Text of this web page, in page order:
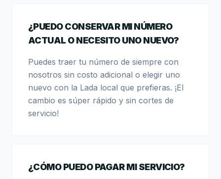
¿PUEDO CONSERVAR MI NÚMERO
ACTUAL O NECESITO UNO NUEVO?
Puedes traer tu número de siempre con
nosotros sin costo adicional o elegir uno
nuevo con la Lada local que prefieras. ¡El
cambio es súper rápido y sin cortes de
servicio!
¿CÓMO PUEDO PAGAR MI SERVICIO?